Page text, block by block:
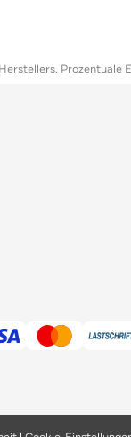
Prozentuale